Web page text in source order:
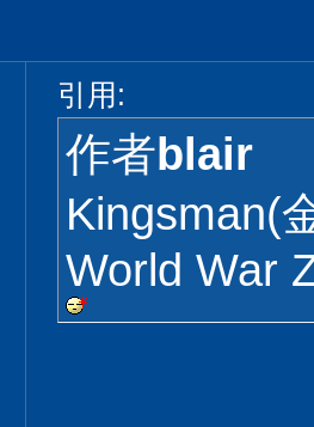
引用:
作者blair
Kingsman(
World War